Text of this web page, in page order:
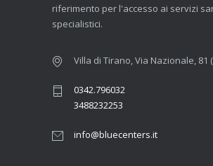
riferimento per l'accesso ai servizi
specialistici.
Villa di Tirano, Via Nazionale, 81
0342.796032
3488232253
info@bluecenters.it